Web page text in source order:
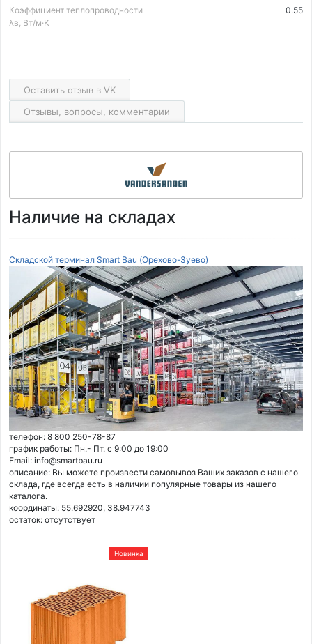
Коэффициент теплопроводности
λв, Вт/м·K
0.55
Оставить отзыв в VK
Отзывы, вопросы, комментарии
Наличие на складах
Складской терминал Smart Bau (Орехово-Зуево)
телефон: 8 800 250-78-87
график работы: Пн.- Пт. с 9:00 до 19:00
Email: info@smartbau.ru
описание: Вы можете произвести самовывоз Ваших заказов с нашего
склада, где всегда есть в наличии популярные товары из нашего
каталога.
координаты: 55.692920, 38.947743
остаток: отсутствует
Новинка